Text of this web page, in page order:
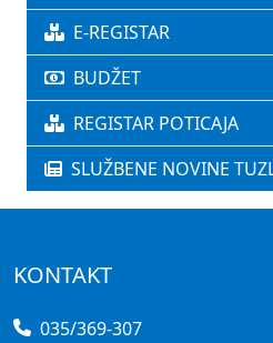
E-REGISTAR
BUDŽET
REGISTAR POTICAJA
SLUŽBENE NOVINE
KONTAKT
035/369-307